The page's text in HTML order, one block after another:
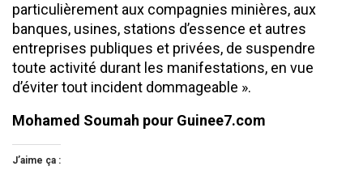
particulièrement aux compagnies minières, aux
banques, usines, stations d’essence et autres
entreprises publiques et privées, de suspendre
toute activité durant les manifestations, en vue
d’éviter tout incident dommageable ».
Mohamed Soumah pour Guinee7.com
J’aime ça :